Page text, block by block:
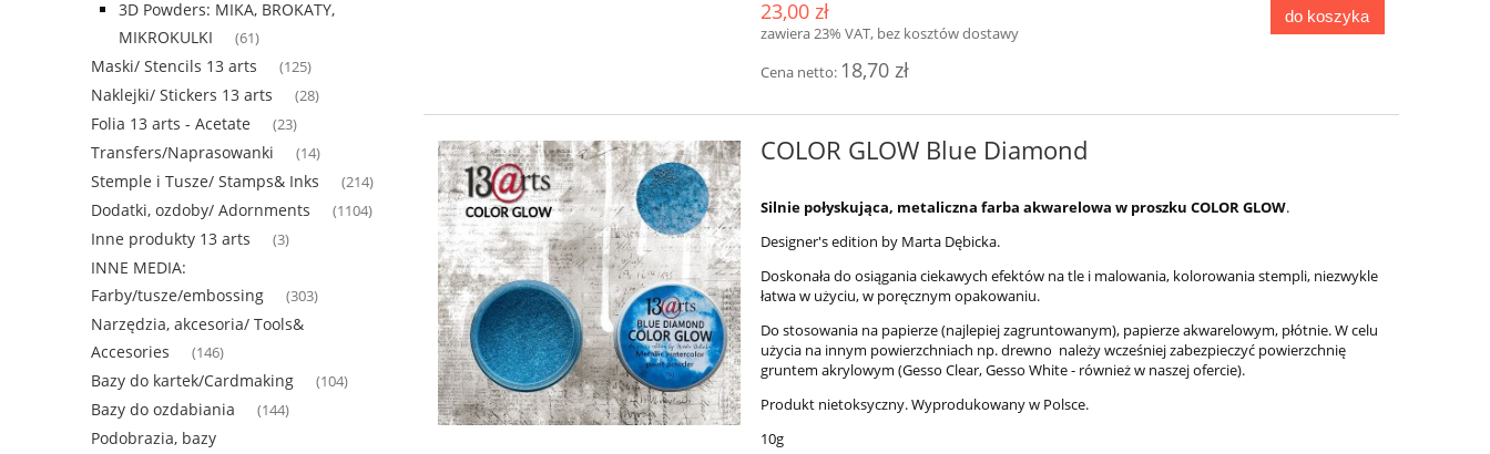
3D Powders: MIKA, BROKATY,
MIKROKULKI
(61)
Maski/ Stencils 13 arts (125)
Naklejki/ Stickers 13 arts (28)
Folia 13 arts - Acetate (23)
Transfers/Naprasowanki (14)
Stemple i Tusze/ Stamps& Inks (214)
Dodatki, ozdoby/ Adornments (1104)
Inne produkty 13 arts (3)
INNE MEDIA:
Farby/tusze/embossing
(303)
Narzędzia, akcesoria/ Tools&
Accesories
(146)
Bazy do kartek/Cardmaking (104)
Bazy do ozdabiania (144)
Podobrazia, bazy
23,00 zł
zawiera 23% VAT, bez kosztów dostawy
Cena netto: 18,70 zł
do koszyka
COLOR GLOW Blue Diamond
Silnie połyskująca, metaliczna farba akwarelowa w proszku COLOR GLOW.
Designer's edition by Marta Dębicka.
Doskonała do osiągania ciekawych efektów na tle i malowania, kolorowania stempli, niezwykle
łatwa w użyciu, w poręcznym opakowaniu.
Do stosowania na papierze (najlepiej zagruntowanym), papierze akwarelowym, płótnie. W celu
użycia na innym powierzchniach np. drewno należy wcześniej zabezpieczyć powierzchnię
gruntem akrylowym (Gesso Clear, Gesso White - również w naszej ofercie).
Produkt nietoksyczny. Wyprodukowany w Polsce.
10g